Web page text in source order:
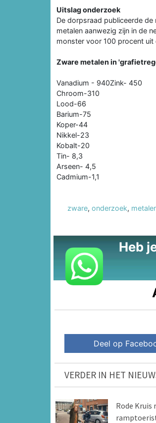
Uitslag onderzoek
De dorpsraad publiceerde
metalen aanwezig zijn in de
monster voor 100 procent
Zware metalen in
Vanadium - 940Zink- 450
Chroom-310
Lood-66
Barium-75
Koper-44
Nikkel-23
Kobalt-20
Tin- 8,3
Arseen- 4,5
Cadmium-1,1
zware, onderzoek,
Heb
Deel op
VERDER IN HET
Rode